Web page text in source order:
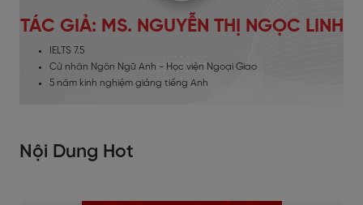
TÁC GIẢ: MS. NGUYỄN THỊ NGỌC LINH
IELTS 7.5
Cử nhân Ngôn Ngữ Anh - Học viện Ngoại Giao
5 năm kinh nghiệm giảng tiếng Anh
Nội Dung Hot